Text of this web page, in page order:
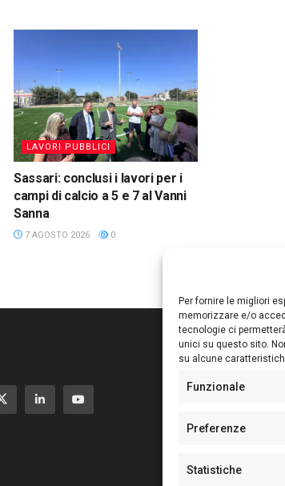
Per fornire le migliori
memorizzare e/o
tecnologie ci
unici su questo sito.
su alcune
Funzionale
Preferenze
Statistiche
LAVORI PUBBLICI
Sassari: conclusi i lavori per i
campi di calcio a 5 e 7 al Vanni
Sanna
7 AGOSTO 2026 0
Editore:
Sede:
N° di
N° 128/